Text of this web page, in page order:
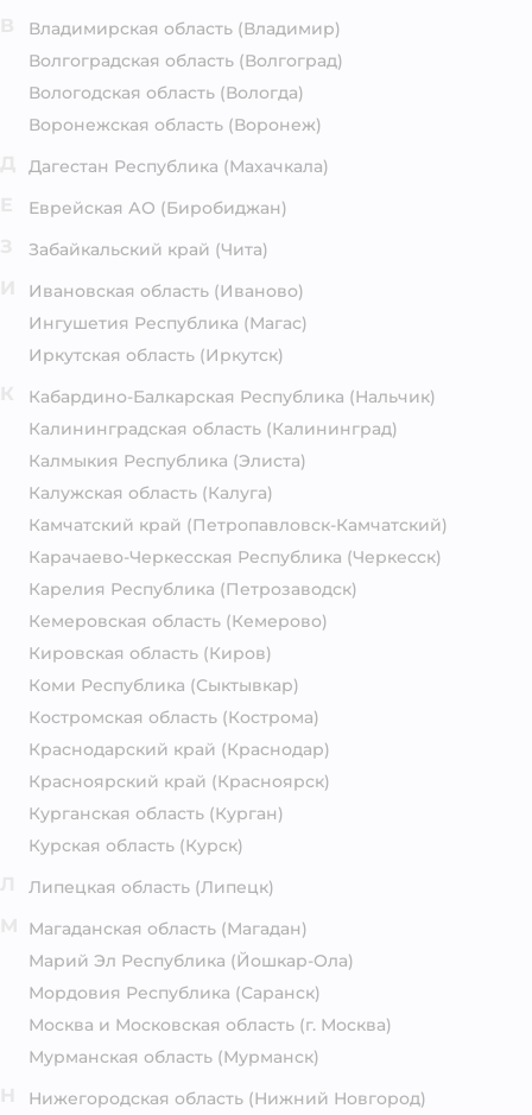
Владимирская область (Владимир)
Волгоградская область (Волгоград)
Вологодская область (Вологда)
Воронежская область (Воронеж)
Дагестан Республика (Махачкала)
Еврейская АО (Биробиджан)
Забайкальский край (Чита)
Ивановская область (Иваново)
Ингушетия Республика (Магас)
Иркутская область (Иркутск)
Кабардино-Балкарская Республика (Нальчик)
Калининградская область (Калининград)
Калмыкия Республика (Элиста)
Калужская область (Калуга)
Камчатский край (Петропавловск-Камчатский)
Карачаево-Черкесская Республика (Черкесск)
Карелия Республика (Петрозаводск)
Кемеровская область (Кемерово)
Кировская область (Киров)
Коми Республика (Сыктывкар)
Костромская область (Кострома)
Краснодарский край (Краснодар)
Красноярский край (Красноярск)
Курганская область (Курган)
Курская область (Курск)
Липецкая область (Липецк)
Магаданская область (Магадан)
Марий Эл Республика (Йошкар-Ола)
Мордовия Республика (Саранск)
Москва и Московская область (г. Москва)
Мурманская область (Мурманск)
Нижегородская область (Нижний Новгород)